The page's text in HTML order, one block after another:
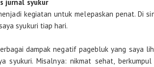
jurnal syukur
kegiatan untuk melepaskan penat. Di
syukuri tiap hari.
dampak negatif pagebluk yang saya
syukuri. Misalnya: nikmat sehat,